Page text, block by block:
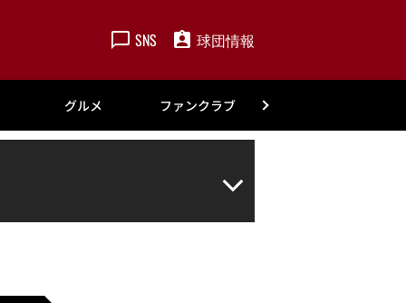
SNS 球団情報
グルメ ファンクラブ